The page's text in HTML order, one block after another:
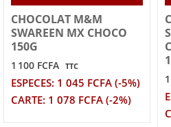
CHOCOLAT M&M
SWAREEN MX CHOCO
150G
1 100 FCFA TTC
ESPECES: 1 045 FCFA (-5%)
CARTE: 1 078 FCFA (-2%)